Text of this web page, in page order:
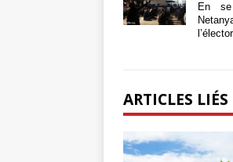
En
ARTICLES LIÉS